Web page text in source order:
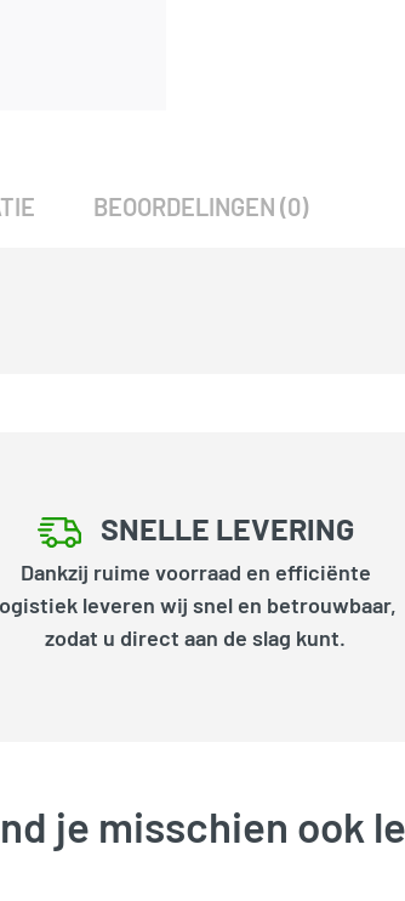
BEOORDELINGEN (0)
SNELLE LEVERING
Dankzij ruime voorraad en efficiënte
leveren wij snel en betrouwbaar,
zodat u direct aan de slag kunt.
je misschien ook